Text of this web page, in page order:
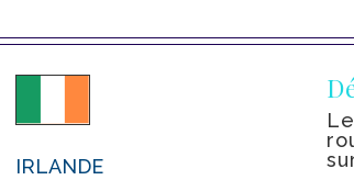
IRLANDE